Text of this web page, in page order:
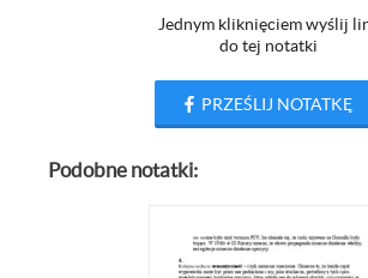
Jednym kliknięciem wyślij
do tej notatki
PRZEŚLIJ NOTATKĘ
Podobne notatki: